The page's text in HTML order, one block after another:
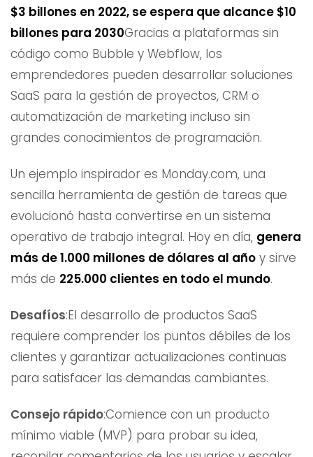
$3 billones en 2022, se espera que alcance $10
billones para 2030Gracias a plataformas sin
código como Bubble y Webflow, los
emprendedores pueden desarrollar soluciones
SaaS para la gestión de proyectos, CRM o
automatización de marketing incluso sin
grandes conocimientos de programación.
Un ejemplo inspirador es Monday.com, una
sencilla herramienta de gestión de tareas que
evolucionó hasta convertirse en un sistema
operativo de trabajo integral. Hoy en día, genera
más de 1.000 millones de dólares al año y sirve
más de 225.000 clientes en todo el mundo.
Desafíos:El desarrollo de productos SaaS
requiere comprender los puntos débiles de los
clientes y garantizar actualizaciones continuas
para satisfacer las demandas cambiantes.
Consejo rápido:Comience con un producto
mínimo viable (MVP) para probar su idea,